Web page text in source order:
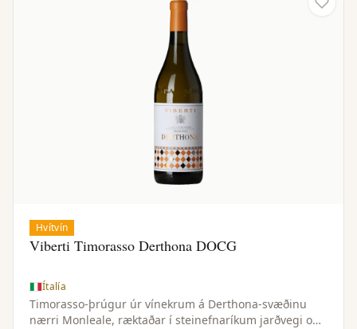
Hvítvín
Viberti Timorasso Derthona DOCG
Ítalía
Timorasso-þrúgur úr vínekrum á Derthona-svæðinu
nærri Monleale, ræktaðar í steinefnaríkum jarðvegi og